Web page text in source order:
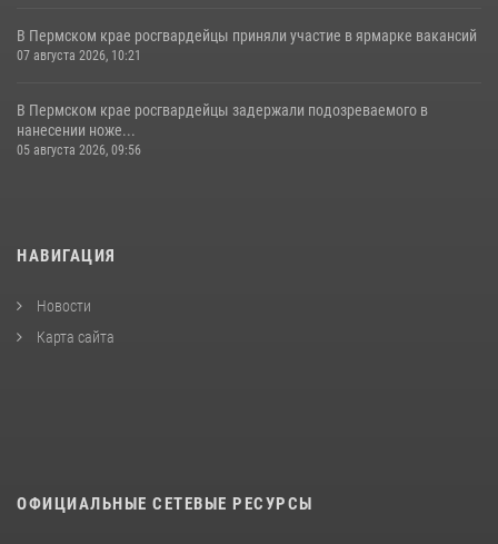
В Пермском крае росгвардейцы приняли участие в ярмарке вакансий
07 августа 2026, 10:21
В Пермском крае росгвардейцы задержали подозреваемого в
нанесении ноже...
05 августа 2026, 09:56
НАВИГАЦИЯ
Новости
Карта сайта
ОФИЦИАЛЬНЫЕ СЕТЕВЫЕ РЕСУРСЫ